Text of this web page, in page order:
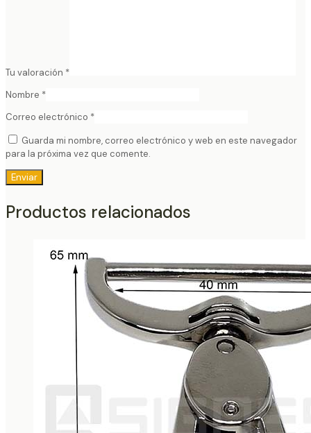
Tu valoración *
Nombre *
Correo electrónico *
Guarda mi nombre, correo electrónico y web en este navegador
para la próxima vez que comente.
Productos relacionados